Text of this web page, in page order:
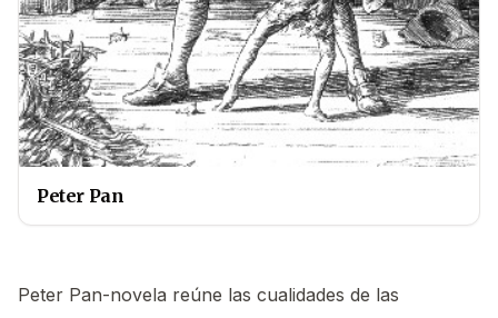
Peter Pan
Peter Pan-novela reúne las cualidades de las